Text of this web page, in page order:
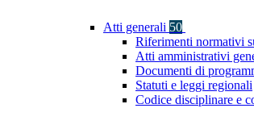
Atti generali 50
Riferimenti normativi
Atti amministrativi
Documenti di
Statuti e leggi regionali
Codice disciplinare e